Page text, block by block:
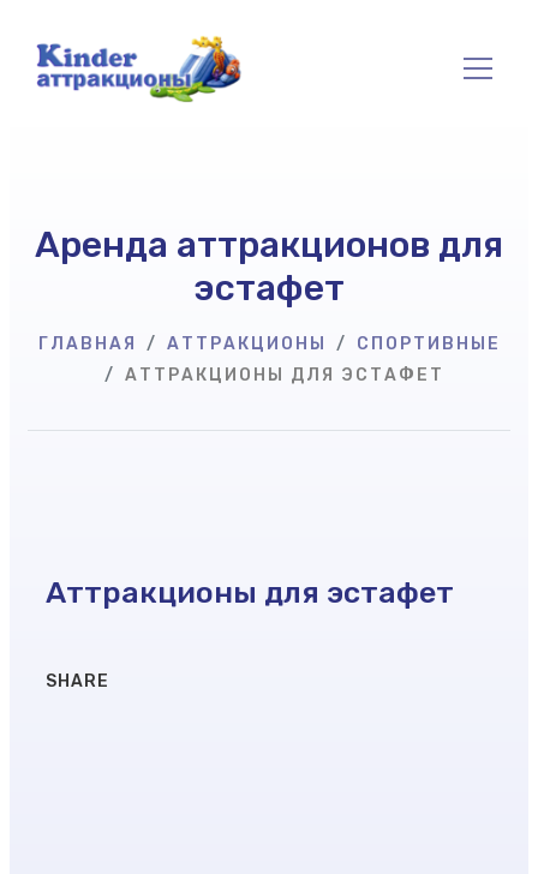
Аренда аттракционов для
эстафет
ГЛАВНАЯ АТТРАКЦИОНЫ
СПОРТИВНЫЕ
АТТРАКЦИОНЫ ДЛЯ ЭСТАФЕТ
Аттракционы для эстафет
SHARE